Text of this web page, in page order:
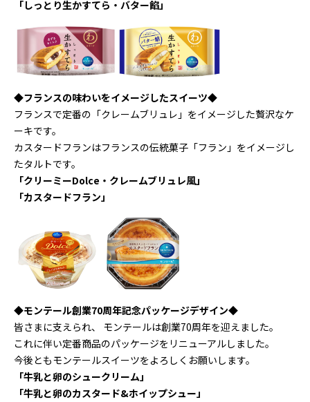
「しっとり生かすてら・バター餡」
◆フランスの味わいをイメージしたスイーツ◆
フランスで定番の「クレームブリュレ」をイメージした贅沢なケ
ーキです。
カスタードフランはフランスの伝統菓子「フラン」をイメージし
たタルトです。
「クリーミーDolce・クレームブリュレ風」
「カスタードフラン」
◆モンテール創業70周年記念パッケージデザイン◆
皆さまに支えられ、 モンテールは創業70周年を迎えました。
これに伴い定番商品のパッケージをリニューアルしました。
今後ともモンテールスイーツをよろしくお願いします。
「牛乳と卵のシュークリーム」
「牛乳と卵のカスタード&ホイップシュー」